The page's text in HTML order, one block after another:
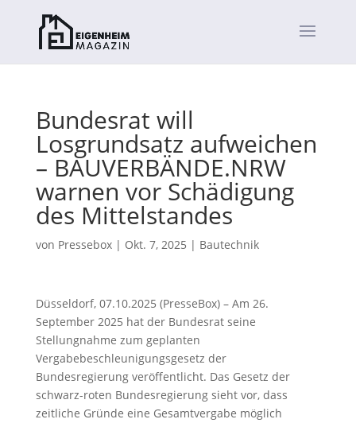
Bundesrat will
Losgrundsatz aufweichen
– BAUVERBÄNDE.NRW
warnen vor Schädigung
des Mittelstandes
von Pressebox| Okt. 7, 2025 | Bautechnik
Düsseldorf, 07.10.2025 (PresseBox) – Am 26.
September 2025 hat der Bundesrat seine
Stellungnahme zum geplanten
Vergabebeschleunigungsgesetz der
Bundesregierung veröffentlicht. Das Gesetz der
schwarz-roten Bundesregierung sieht vor, dass
zeitliche Gründe eine Gesamtvergabe möglich